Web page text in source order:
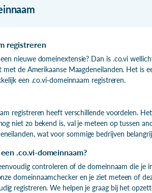
registreren
nieuwe domeinextensie? Dan is .co.vi
met de Amerikaanse Maagdeneilanden. Het is
een .co.vi-domeinnaam registreren.
registreren heeft verschillende voordelen.
niet zo bekend is, val je meteen op tussen
wat voor sommige bedrijven
.co.vi-domeinnaam?
controleren of de domeinnaam die je
domeinnaamchecker en je ziet meteen of
registreren. We helpen je graag bij het